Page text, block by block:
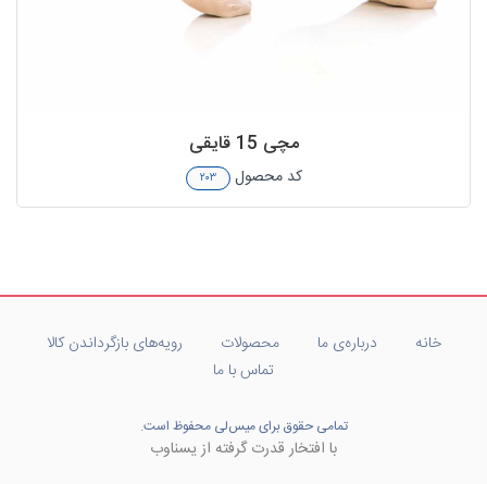
مچی 15 قایقی
کد محصول ۲۰۳
خانه درباره‌ی ما محصولات
رویه‌های بازگرداندن کالا
تماس با ما
تمامی حقوق برای میس‌لی محفوظ است.
با افتخار قدرت گرفته از یسناوب